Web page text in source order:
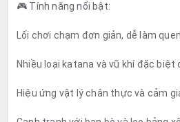
🎮 Tính năng nổi bật:
Lối chơi chạm đơn giản, dễ làm
Nhiều loại katana và vũ khí đặc biệt
Hiệu ứng vật lý chân thực và cảm